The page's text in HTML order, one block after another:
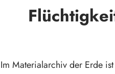
Im Materialarchiv der Erde